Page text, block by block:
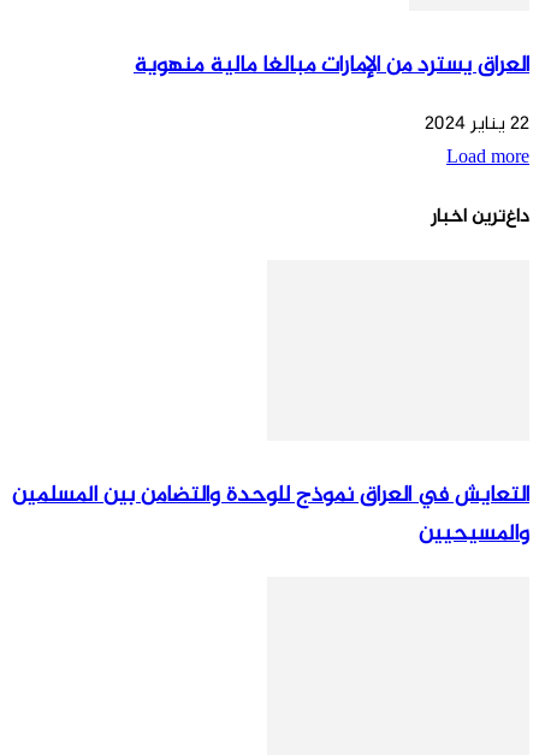
العراق يسترد من الإمارات مبالغا مالية منهوية
22 يناير 2024
Load more
داغ‌ترین اخبار
التعايش في العراق نموذج للوحدة والتضامن بين المسلمين
والمسيحيين